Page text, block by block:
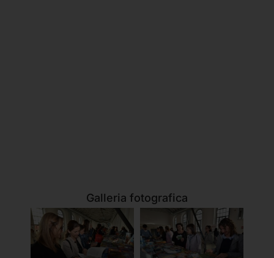
Galleria fotografica